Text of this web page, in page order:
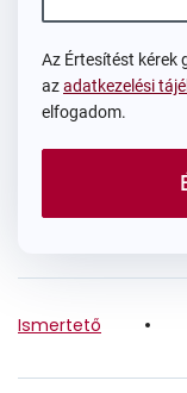
Az Értesítést kérek
azadatkezelési
elfogadom.
Ismertető